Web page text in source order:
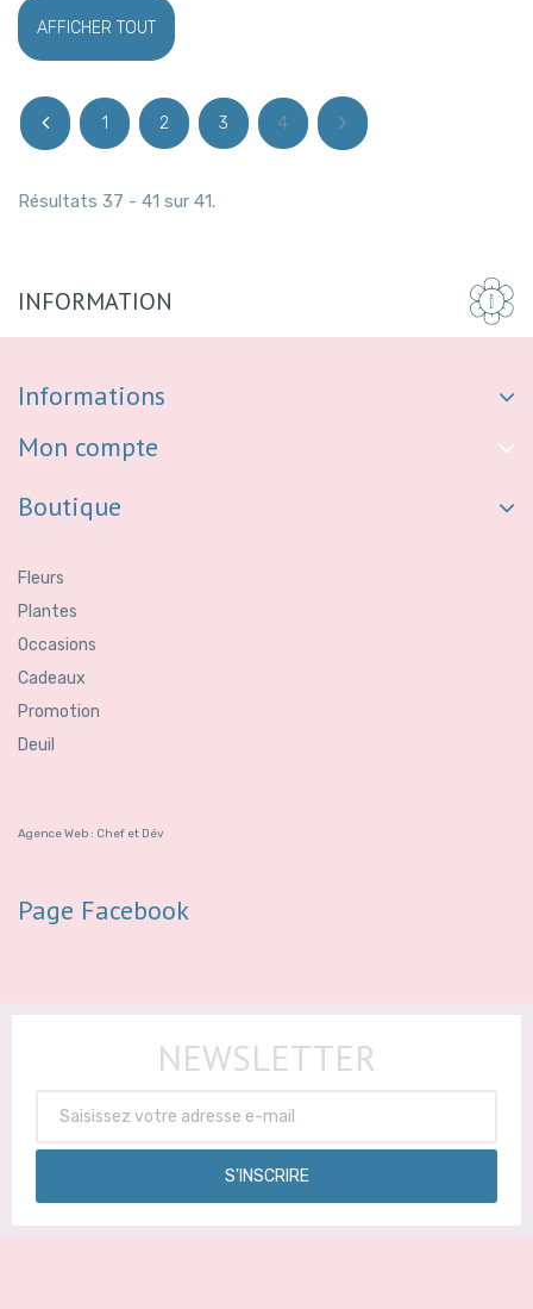
AFFICHER TOUT
1 2 3 4
Résultats 37 - 41 sur 41.
INFORMATION
Informations
Mon compte
Boutique
Fleurs
Plantes
Occasions
Cadeaux
Promotion
Deuil
Agence Web : Chef et Dév
Page Facebook
NEWSLETTER
S'INSCRIRE